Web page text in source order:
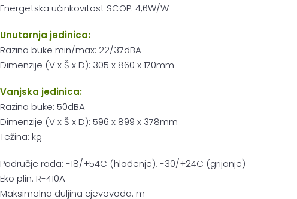
Energetska učinkovitost SCOP: 4,6W/W
Unutarnja jedinica:
Razina buke min/max: 22/37dBA
Dimenzije (V x Š x D): 305 x 860 x 170mm
Vanjska jedinica:
Razina buke: 50dBA
Dimenzije (V x Š x D): 596 x 899 x 378mm
Težina: kg
Područje rada: -18/+54C (hlađenje), -30/+24C (grijanje)
Eko plin: R-410A
Maksimalna duljina cjevovoda: m